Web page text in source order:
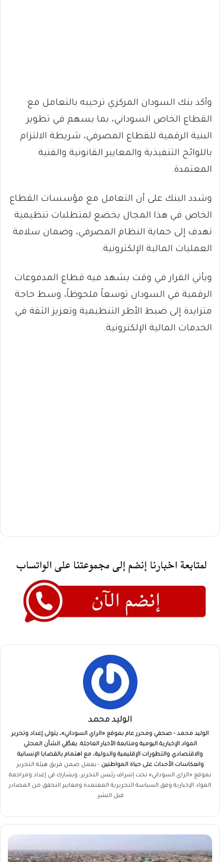
وأكد بنك السودان المركزي ترحيبه بالتعامل مع
القطاع الخاص السوداني، بما يسهم في تطوير
البنية الرقمية للقطاع المصرفي، شريطة الالتزام
باللوائح التنفيذية والمعايير القانونية والفنية
المعتمدة.
وشدد البنك على أن التعامل مع مؤسسات القطاع
الخاص في هذا المجال يخضع لمتطلبات تنظيمية
تهدف إلى حماية النظام المصرفي، وضمان سلامة
العمليات المالية الإلكترونية.
ويأتي القرار في وقت يشهد فيه قطاع المدفوعات
الرقمية في السودان توسعاً ملحوظاً، وسط حاجة
متزايدة إلى ضبط الأطر التنظيمية وتعزيز الثقة في
الخدمات المالية الإلكترونية.
الوليد محمد
الوليد محمد - صحفي ومحرر عام بموقع «الراي السوداني»، يتولى إعداد وتحرير
المواد الإخبارية اليومية ومتابعة الأخبار العاجلة. يغطّي الشأن المحلي
والاقتصادي والتطورات الإقليمية والدولية، مع اهتمام بالقضايا الإنسانية
وانعكاسات الأحداث على حياة المواطنين - يعمل ضمن فريق هيئة التحرير
بموقع «الراي السوداني» تحت إشراف رئيس التحرير، ويشارك في إعداد ومراجعة
المواد الإخبارية وفق السياسة التحريرية المعتمدة ومعايير التحقق من المصادر
قبل النشر.
بعد
حادثة
الدامر